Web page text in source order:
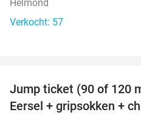
Helmond
Verkocht: 57
Jump ticket (90 of 120
Eersel + gripsokken +